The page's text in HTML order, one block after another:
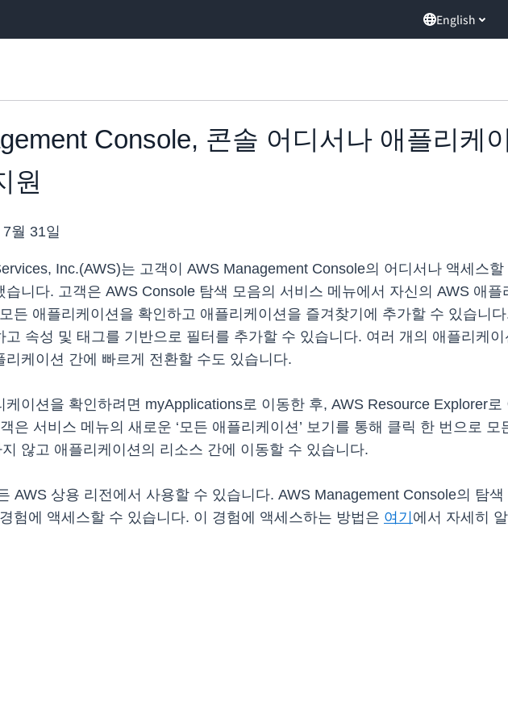
English
Console, 콘솔 어디서나 애플리케
원
월 31일
Inc.(AWS)는 고객이 AWS Management Console의 어디서나 액세스
니다. 고객은 AWS Console 탐색 모음의 서비스 메뉴에서 자신의 AWS 애플
든 애플리케이션을 확인하고 애플리케이션을 즐겨찾기에 추가할 수 있습니
고 속성 및 태그를 기반으로 필터를 추가할 수 있습니다. 여러 개의 애플리케
리케이션 간에 빠르게 전환할 수도 있습니다.
케이션을 확인하려면 myApplications로 이동한 후, AWS Resource Explorer
은 서비스 메뉴의 새로운 ‘모든 애플리케이션’ 보기를 통해 클릭 한 번으로
않고 애플리케이션의 리소스 간에 이동할 수 있습니다.
AWS 상용 리전에서 사용할 수 있습니다. AWS Management Console의 탐색
험에 액세스할 수 있습니다. 이 경험에 액세스하는 방법은 여기 에서 자세히